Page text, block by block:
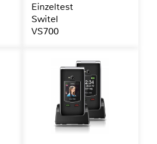
Einzeltest
Switel
VS700